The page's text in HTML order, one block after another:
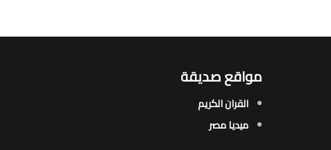
مواقع صديقة
القران الكريم
ميديا مصر